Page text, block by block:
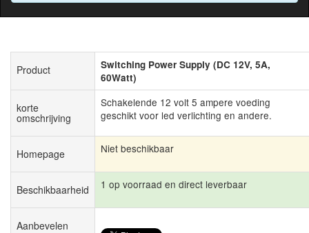
Product
Switching Power Supply (DC 12V, 5A,
60Watt)
korte
omschrijving
Schakelende 12 volt 5 ampere voeding
geschikt voor led verlichting en andere.
Homepage Niet beschikbaar
Beschikbaarheid 1 op voorraad en direct leverbaar
Aanbevelen